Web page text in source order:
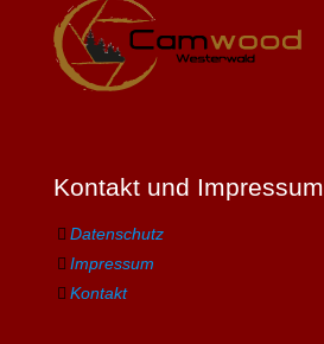
Kontakt und Impressum
Datenschutz
Impressum
Kontakt